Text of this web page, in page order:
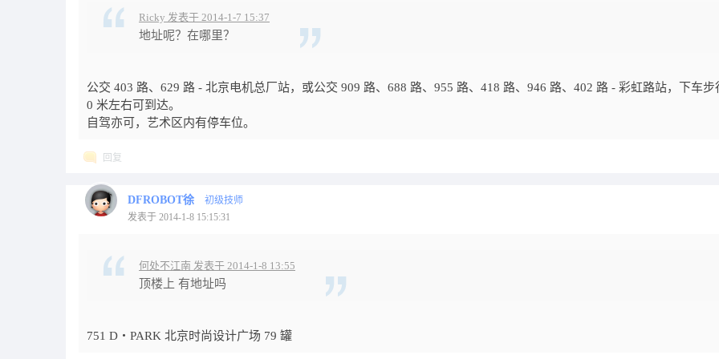
Ricky 发表于 2014-1-7 15:37
地址呢？在哪里？
公交 403 路、629 路 - 北京电机总厂站，或公交 909 路、688 路、955 路、418 路、946 路、402 路 - 彩虹路站，下车步
0 米左右可到达。
自驾亦可，艺术区内有停车位。
回复
DFROBOT徐
初级技师
发表于 2014-1-8 15:15:31
何处不江南 发表于 2014-1-8 13:55
顶楼上 有地址吗
751 D・PARK 北京时尚设计广场 79 罐